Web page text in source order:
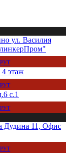
ул. Василия
4 этаж
с.1
Дудина 11, Офис